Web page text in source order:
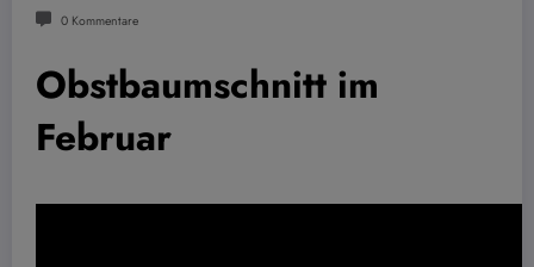
0 Kommentare
Obstbaumschnitt im
Februar